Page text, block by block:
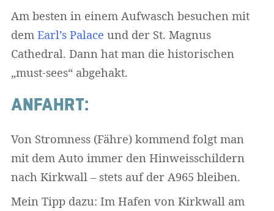
Am besten in einem Aufwasch besuchen mit
dem Earl’s Palace und der St. Magnus
Cathedral. Dann hat man die historischen
„must-sees“ abgehakt.
ANFAHRT:
Von Stromness (Fähre) kommend folgt man
mit dem Auto immer den Hinweisschildern
nach Kirkwall – stets auf der A965 bleiben.
Mein Tipp dazu: Im Hafen von Kirkwall am